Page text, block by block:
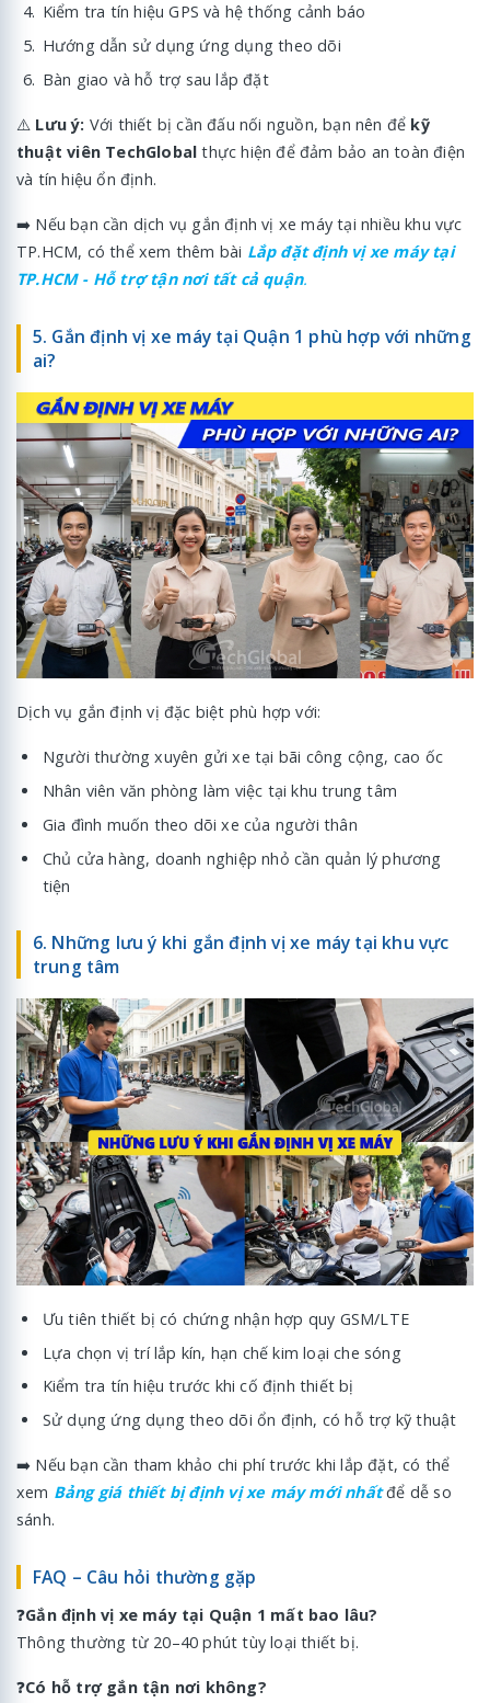
Kiểm tra tín hiệu GPS và hệ thống cảnh báo
Hướng dẫn sử dụng ứng dụng theo dõi
Bàn giao và hỗ trợ sau lắp đặt
⚠️ Lưu ý: Với thiết bị cần đấu nối nguồn, bạn nên để kỹ
thuật viên TechGlobal thực hiện để đảm bảo an toàn điện
và tín hiệu ổn định.
➡️ Nếu bạn cần dịch vụ gắn định vị xe máy tại nhiều khu vực
TP.HCM, có thể xem thêm bài Lắp đặt định vị xe máy tại
TP.HCM - Hỗ trợ tận nơi tất cả quận.
5. Gắn định vị xe máy tại Quận 1 phù hợp với những
ai?
Dịch vụ gắn định vị đặc biệt phù hợp với:
Người thường xuyên gửi xe tại bãi công cộng, cao ốc
Nhân viên văn phòng làm việc tại khu trung tâm
Gia đình muốn theo dõi xe của người thân
Chủ cửa hàng, doanh nghiệp nhỏ cần quản lý phương
tiện
6. Những lưu ý khi gắn định vị xe máy tại khu vực
trung tâm
Ưu tiên thiết bị có chứng nhận hợp quy GSM/LTE
Lựa chọn vị trí lắp kín, hạn chế kim loại che sóng
Kiểm tra tín hiệu trước khi cố định thiết bị
Sử dụng ứng dụng theo dõi ổn định, có hỗ trợ kỹ thuật
➡️ Nếu bạn cần tham khảo chi phí trước khi lắp đặt, có thể
xem Bảng giá thiết bị định vị xe máy mới nhấtđể dễ so
sánh.
FAQ – Câu hỏi thường gặp
❓Gắn định vị xe máy tại Quận 1 mất bao lâu?
Thông thường từ 20–40 phút tùy loại thiết bị.
❓Có hỗ trợ gắn tận nơi không?